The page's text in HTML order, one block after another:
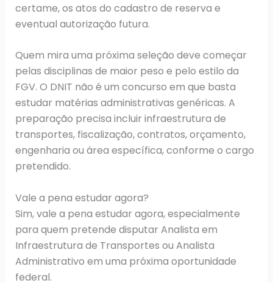
certame, os atos do cadastro de reserva e
eventual autorização futura.
Quem mira uma próxima seleção deve começar
pelas disciplinas de maior peso e pelo estilo da
FGV. O DNIT não é um concurso em que basta
estudar matérias administrativas genéricas. A
preparação precisa incluir infraestrutura de
transportes, fiscalização, contratos, orçamento,
engenharia ou área específica, conforme o cargo
pretendido.
Vale a pena estudar agora?
Sim, vale a pena estudar agora, especialmente
para quem pretende disputar Analista em
Infraestrutura de Transportes ou Analista
Administrativo em uma próxima oportunidade
federal.